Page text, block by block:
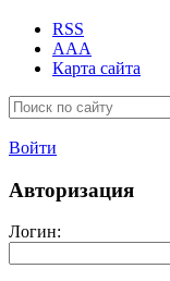
RSS
AAA
Карта сайта
Войти
Авторизация
Логин: